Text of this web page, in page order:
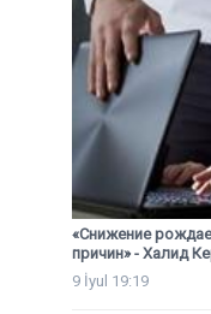
«Снижение
причин» - Халид
9 İyul 19:19